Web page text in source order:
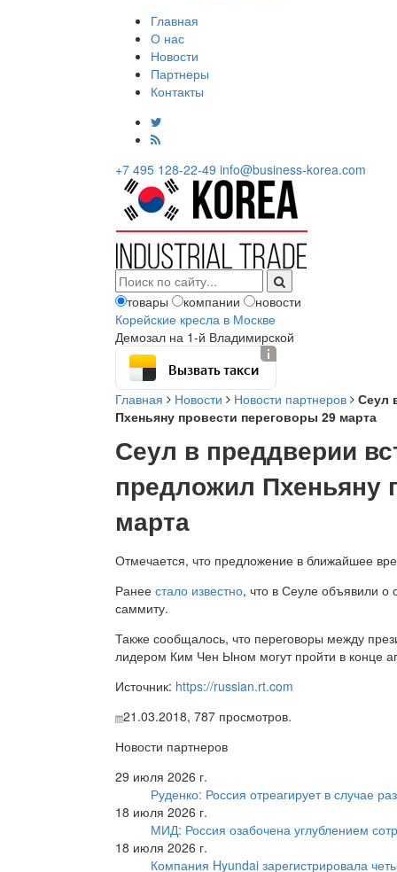
Главная
О нас
Новости
Партнеры
Контакты
+7 495 128-22-49 info@business-korea.com
товары компании
новости
Корейские кресла в Москве
Демозал на 1-й Владимирской
Вызвать такси
Главная Новости Новости партнеров
Сеул
Пхеньяну провести переговоры 29 марта
Сеул в преддверии
предложил Пхеньяну
марта
Отмечается, что предложение в ближайшее
Ранее стало известно, что в Сеуле объявили о
саммиту.
Также сообщалось, что переговоры между
лидером Ким Чен Ыном могут пройти в конце
Источник: https://russian.rt.com
21.03.2018, 787 просмотров.
Новости партнеров
29 июля 2026 г.
Руденко: Россия отреагирует в случае
18 июля 2026 г.
МИД: Россия озабочена углублением
18 июля 2026 г.
Компания Hyundai зарегистрировала